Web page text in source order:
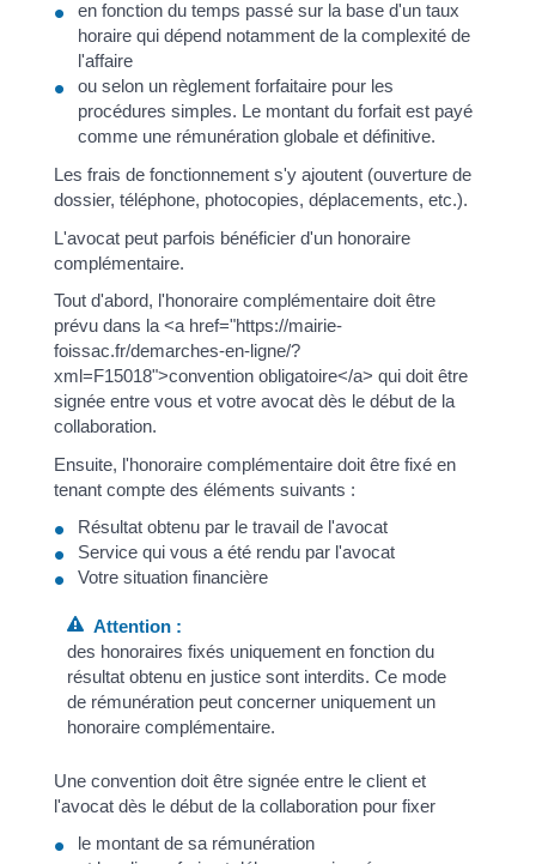
en fonction du temps passé sur la base d'un taux
horaire qui dépend notamment de la complexité de
l'affaire
ou selon un règlement forfaitaire pour les
procédures simples. Le montant du forfait est payé
comme une rémunération globale et définitive.
Les frais de fonctionnement s'y ajoutent (ouverture de
dossier, téléphone, photocopies, déplacements, etc.).
L'avocat peut parfois bénéficier d'un honoraire
complémentaire.
Tout d'abord, l'honoraire complémentaire doit être
prévu dans la <a href="https://mairie-
foissac.fr/demarches-en-ligne/?
xml=F15018">convention obligatoire</a> qui doit être
signée entre vous et votre avocat dès le début de la
collaboration.
Ensuite, l'honoraire complémentaire doit être fixé en
tenant compte des éléments suivants :
Résultat obtenu par le travail de l'avocat
Service qui vous a été rendu par l'avocat
Votre situation financière
Attention :
des honoraires fixés uniquement en fonction du
résultat obtenu en justice sont interdits. Ce mode
de rémunération peut concerner uniquement un
honoraire complémentaire.
Une convention doit être signée entre le client et
l'avocat dès le début de la collaboration pour fixer
le montant de sa rémunération